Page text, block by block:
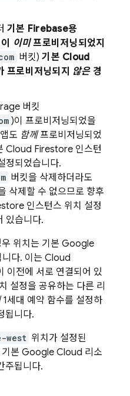
기본 Firebase용
이미프로비저닝되었지
버킷)기본 Cloud
프로비저닝되지 않은경
버킷
)이 프로비저닝되었을
앱도 함께프로비저닝되었
Cloud Firestore 인스턴
정되었습니다.
버킷을 삭제하더라도
삭제할 수 없으므로 향후
인스턴스 위치 설정
있습니다.
위치는 기본Google
다. 이는 Cloud
이전에 서로 연결되어 있
설정을 공유하는 다른 리
1세대 예약 함수를 설정하
됩니다.
west 위치가 설정된
본 Google Cloud 리소
주됩니다.